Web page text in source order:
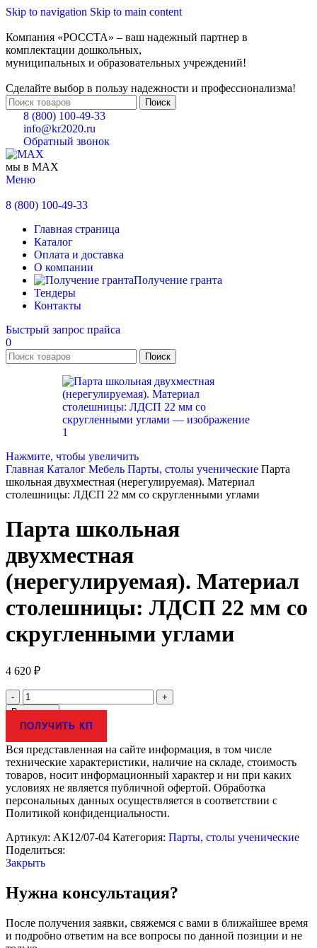
Skip to navigation Skip to main content
Компания «РОССТА» – ваш надежный партнер в
комплектации дошкольных,
муниципальных и образовательных учреждений!
Сделайте выбор в пользу надежности и профессионализма!
Поиск
8 (800) 100-49-33
info@kr2020.ru
Обратный звонок
мы в MAX
Меню
8 (800) 100-49-33
Главная страница
Каталог
Оплата и доставка
О компании
Получение гранта
Тендеры
Контакты
Быстрый запрос прайса
0
Поиск
Нажмите, чтобы увеличить
Главная Каталог Мебель Парты, столы ученические Парта
школьная двухместная (нерегулируемая). Материал
столешницы: ЛДСП 22 мм со скругленными углами
Парта школьная
двухместная
(нерегулируемая). Материал
столешницы: ЛДСП 22 мм со
скругленными углами
4 620 ₽
Количество
товара
Парта
школьная
двухместная
(нерегулируемая).
Материал
столешницы:
ЛДСП
22
со
скругленными
углами
В корзину
ПОЛУЧИТЬ КП
Вся представленная на сайте информация, в том числе
технические характеристики, наличие на складе, стоимость
товаров, носит информационный характер и ни при каких
условиях не является публичной офертой. Обработка
персональных данных осуществляется в соответствии с
Политикой конфиденциальности.
Артикул: АК12/07-04 Категория: Парты, столы ученические
Поделиться:
Закрыть
Нужна консультация?
После получения заявки, свяжемся с вами в ближайшее время
и подробно ответим на все вопросы по данной позиции и не